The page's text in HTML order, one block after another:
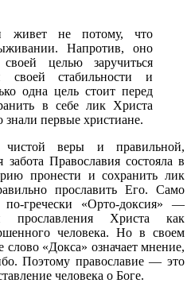
живет не потому, что
Напротив, оно
целью заручиться
своей стабильности и
одна цель стоит перед
в себе лик Христа
первые христиане.
веры и правильной,
Православия состояла в
пронести и сохранить лик
прославить Его. Само
гречески «Орто-доксия» —
прославления Христа как
человека. Но в своем
слово «Докса» означает мнение,
Поэтому православие — это
человека о Боге.